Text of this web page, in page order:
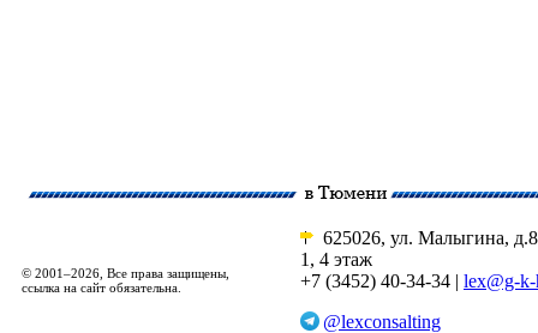
© 2001–2026, Все права защищены,
ссылка на сайт обязательна.
625026, ул. Малыгина,
1, 4 этаж
+7 (3452) 40-34-34 | lex@g-
@lexconsalting